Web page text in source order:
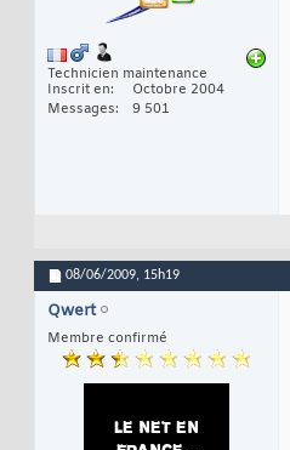
Technicien maintenance
Inscrit en
Octobre 2004
Messages
9 501
08/06/2009, 15h19
Qwert
Membre confirmé